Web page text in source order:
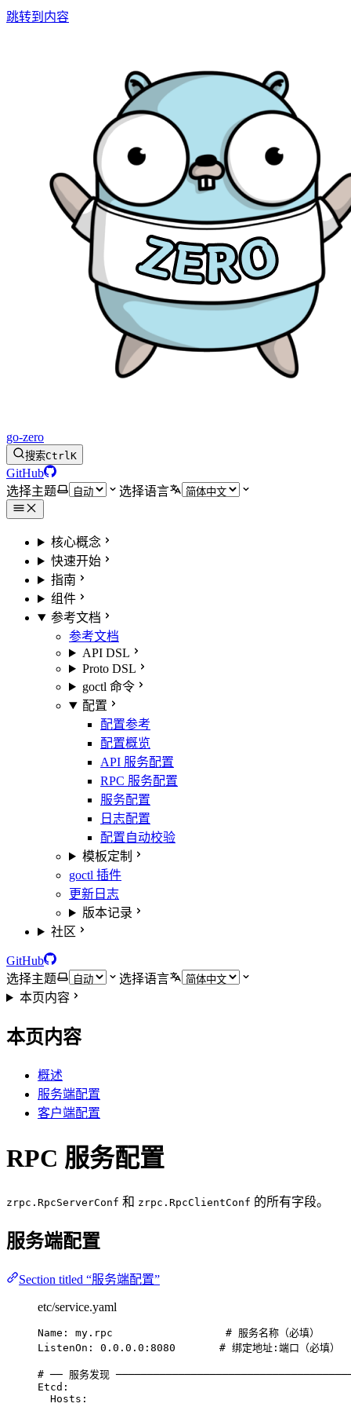
跳转到内容
go-zero
搜索CtrlK
GitHub
选择主题
选择语言
核心概念
快速开始
指南
组件
参考文档
参考文档
API DSL
Proto DSL
goctl 命令
配置
配置参考
配置概览
API 服务配置
RPC 服务配置
服务配置
日志配置
配置自动校验
模板定制
goctl 插件
更新日志
版本记录
社区
GitHub
选择主题
选择语言
本页内容
本页内容
概述
服务端配置
客户端配置
RPC 服务配置
zrpc.RpcServerConf 和 zrpc.RpcClientConf 的所有字段。
服务端配置
Section titled “服务端配置”
etc/service.yaml
Name : my.rpc
# 服务名称（必填）
ListenOn : 0.0.0.0:8080 # 绑定地址:端口（必填）
# ── 服务发现
Etcd :
Hosts :